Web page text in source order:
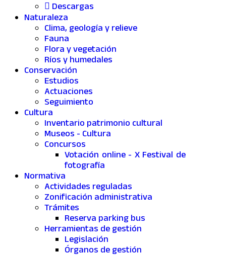
Descargas
Naturaleza
Clima, geología y relieve
Fauna
Flora y vegetación
Ríos y humedales
Conservación
Estudios
Actuaciones
Seguimiento
Cultura
Inventario patrimonio cultural
Museos - Cultura
Concursos
Votación online - X Festival de
fotografía
Normativa
Actividades reguladas
Zonificación administrativa
Trámites
Reserva parking bus
Herramientas de gestión
Legislación
Órganos de gestión